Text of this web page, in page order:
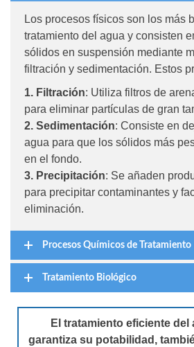
Los procesos físicos son los más
tratamiento del agua y consisten
sólidos en suspensión mediante
filtración y sedimentación. Estos
1. Filtración: Utiliza filtros de
para eliminar partículas de gran
2. Sedimentación: Consiste en
agua para que los sólidos más
en el fondo.
3. Precipitación: Se añaden
para precipitar contaminantes y
eliminación.
Procesos Químicos de Tratamiento
Tratamiento Biológico
El tratamiento eficiente del
garantiza su potabilidad,